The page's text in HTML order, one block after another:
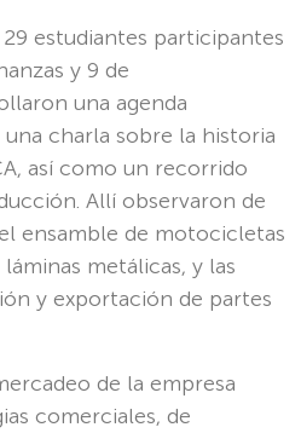
estudiantes participantes
y 9 de
una agenda
charla sobre la historia
así como un recorrido
Allí observaron de
ensamble de motocicletas
metálicas, y las
y exportación de partes
de la empresa
comerciales, de